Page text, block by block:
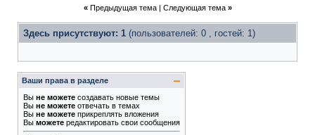
« Предыдущая тема| Следующая тема »
Здесь присутствуют: 1 (пользователей: 0 , гостей: 1)
Ваши права в разделе
Вы не можете создавать новые темы
Вы не можете отвечать в темах
Вы не можете прикреплять вложения
Вы можете редактировать свои сообщения